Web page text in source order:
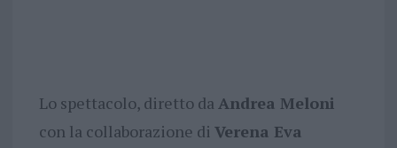
Lo spettacolo, diretto da Andrea Meloni
con la collaborazione di Verena Eva